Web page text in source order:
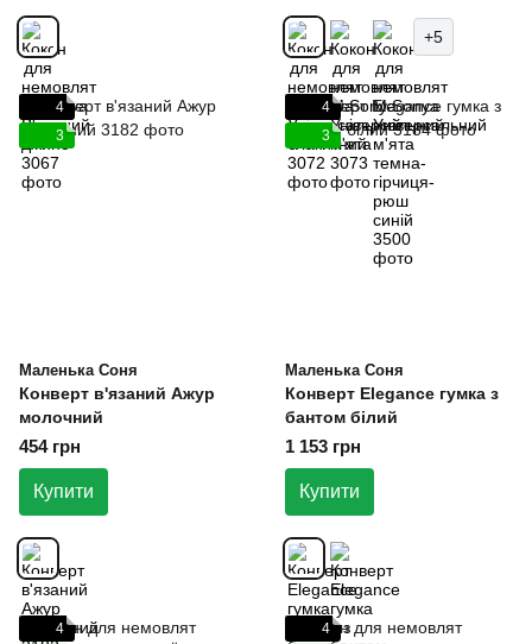
+5
4
3
Маленька Соня
Конверт в'язаний Ажур
молочний
454 грн
Купити
4
3
Маленька Соня
Конверт Elegance гумка з
бантом білий
1 153 грн
Купити
4
4